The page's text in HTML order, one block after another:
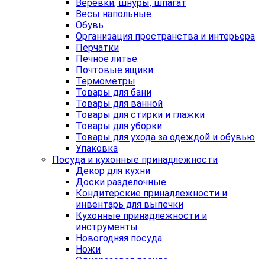
Веревки, шнуры, шпагат
Весы напольные
Обувь
Организация пространства и интерьера
Перчатки
Печное литье
Почтовые ящики
Термометры
Товары для бани
Товары для ванной
Товары для стирки и глажки
Товары для уборки
Товары для ухода за одеждой и обувью
Упаковка
Посуда и кухонные принадлежности
Декор для кухни
Доски разделочные
Кондитерские принадлежности и
инвентарь для выпечки
Кухонные принадлежности и
инструменты
Новогодняя посуда
Ножи